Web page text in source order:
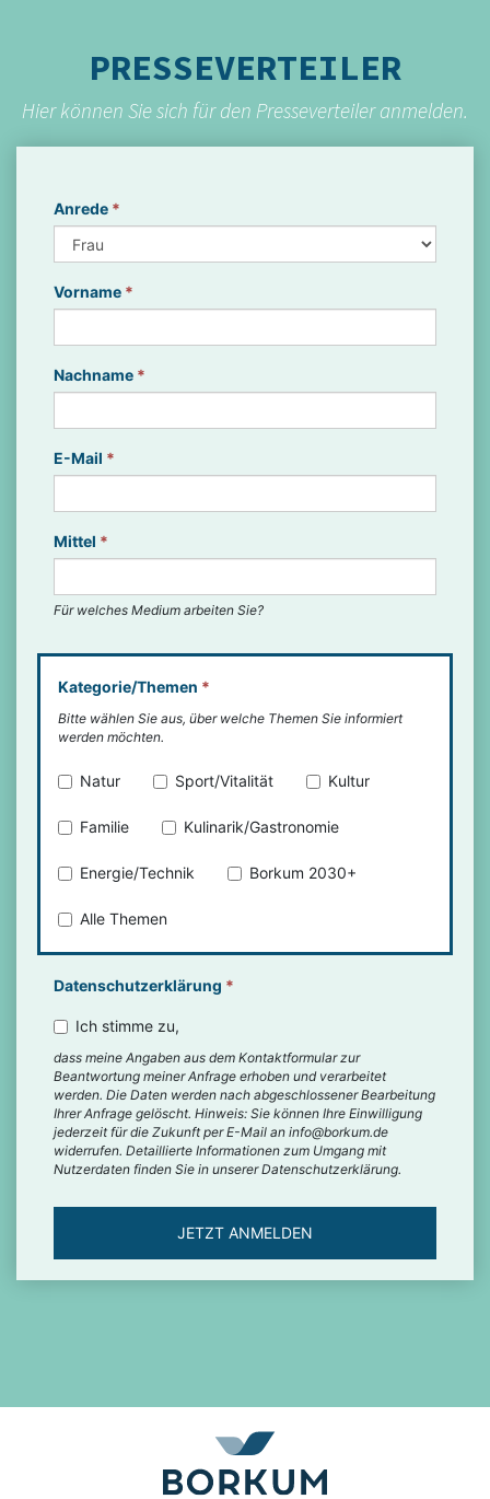
PRESSEVERTEILER
Hier können Sie sich für den Presseverteiler anmelden.
Anrede *
Vorname *
Nachname *
E-Mail *
Mittel *
Für welches Medium arbeiten Sie?
Kategorie/Themen *
Bitte wählen Sie aus, über welche Themen Sie informiert
werden möchten.
Natur Sport/Vitalität Kultur
Familie Kulinarik/Gastronomie
Energie/Technik Borkum 2030+
Alle Themen
Datenschutzerklärung *
Ich stimme zu,
dass meine Angaben aus dem Kontaktformular zur
Beantwortung meiner Anfrage erhoben und verarbeitet
werden. Die Daten werden nach abgeschlossener Bearbeitung
Ihrer Anfrage gelöscht. Hinweis: Sie können Ihre Einwilligung
jederzeit für die Zukunft per E-Mail an info@borkum.de
widerrufen. Detaillierte Informationen zum Umgang mit
Nutzerdaten finden Sie in unserer Datenschutzerklärung.
JETZT ANMELDEN